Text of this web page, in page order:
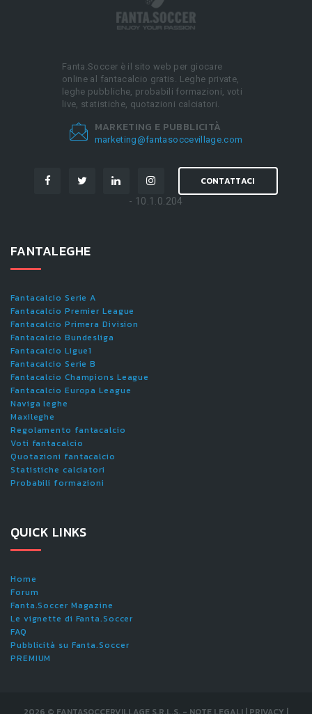
Fanta.Soccer è il sito web per giocare
online al fantacalcio gratis. Leghe private,
leghe pubbliche, probabili formazioni, voti
live, statistiche, quotazioni calciatori.
MARKETING E PUBBLICITÀ
marketing@fantasoccevillage.com
CONTATTACI
- 10.1.0.204
FANTALEGHE
Fantacalcio Serie A
Fantacalcio Premier League
Fantacalcio Primera Division
Fantacalcio Bundesliga
Fantacalcio Ligue1
Fantacalcio Serie B
Fantacalcio Champions League
Fantacalcio Europa League
Naviga leghe
Maxileghe
Regolamento fantacalcio
Voti fantacalcio
Quotazioni fantacalcio
Statistiche calciatori
Probabili formazioni
QUICK LINKS
Home
Forum
Fanta.Soccer Magazine
Le vignette di Fanta.Soccer
FAQ
Pubblicità su Fanta.Soccer
PREMIUM